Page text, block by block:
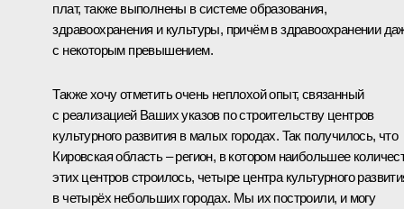
плат, также выполнены в системе образования,
здравоохранения и культуры, причём в здравоохранении
с некоторым превышением.
Также хочу отметить очень неплохой опыт, связанный
с реализацией Ваших указов по строительству центров
культурного развития в малых городах. Так получилось, что
Кировская область – регион, в котором наибольшее
этих центров строилось, четыре центра культурного
в четырёх небольших городах. Мы их построили, и могу